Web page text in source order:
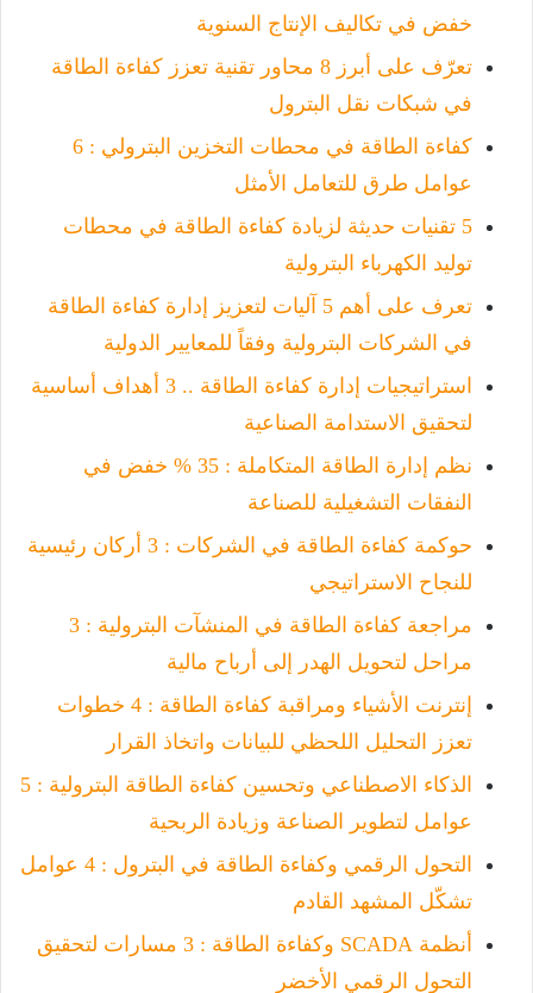
خفض في تكاليف الإنتاج السنوية
تعرّف على أبرز 8 محاور تقنية تعزز كفاءة الطاقة
في شبكات نقل البترول
كفاءة الطاقة في محطات التخزين البترولي : 6
عوامل طرق للتعامل الأمثل
5 تقنيات حديثة لزيادة كفاءة الطاقة في محطات
توليد الكهرباء البترولية
تعرف على أهم 5 آليات لتعزيز إدارة كفاءة الطاقة
في الشركات البترولية وفقاً للمعايير الدولية
استراتيجيات إدارة كفاءة الطاقة .. 3 أهداف أساسية
لتحقيق الاستدامة الصناعية
نظم إدارة الطاقة المتكاملة : 35 % خفض في
النفقات التشغيلية للصناعة
حوكمة كفاءة الطاقة في الشركات : 3 أركان رئيسية
للنجاح الاستراتيجي
مراجعة كفاءة الطاقة في المنشآت البترولية : 3
مراحل لتحويل الهدر إلى أرباح مالية
إنترنت الأشياء ومراقبة كفاءة الطاقة : 4 خطوات
تعزز التحليل اللحظي للبيانات واتخاذ القرار
الذكاء الاصطناعي وتحسين كفاءة الطاقة البترولية : 5
عوامل لتطوير الصناعة وزيادة الربحية
التحول الرقمي وكفاءة الطاقة في البترول : 4 عوامل
تشكّل المشهد القادم
أنظمة SCADA وكفاءة الطاقة : 3 مسارات لتحقيق
التحول الرقمي الأخضر